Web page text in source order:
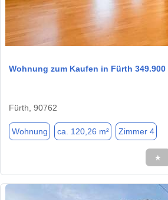
Wohnung zum Kaufen in Fürth 349.900
Fürth, 90762
Wohnung ca. 120,26 m² Zimmer 4
★